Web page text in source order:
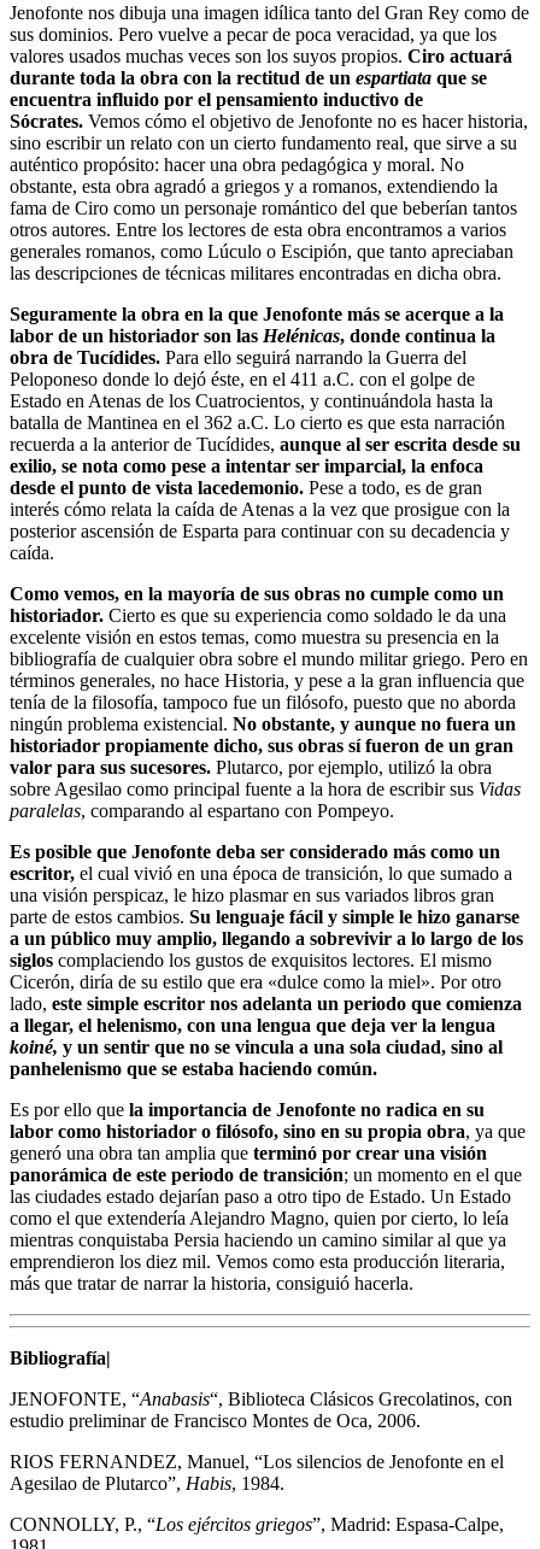
Jenofonte nos dibuja una imagen idílica tanto del Gran Rey como de
sus dominios. Pero vuelve a pecar de poca veracidad, ya que los
valores usados muchas veces son los suyos propios. Ciro actuará
durante toda la obra con la rectitud de un espartiata que se
encuentra influido por el pensamiento inductivo de
Sócrates. Vemos cómo el objetivo de Jenofonte no es hacer historia,
sino escribir un relato con un cierto fundamento real, que sirve a su
auténtico propósito: hacer una obra pedagógica y moral. No
obstante, esta obra agradó a griegos y a romanos, extendiendo la
fama de Ciro como un personaje romántico del que beberían tantos
otros autores. Entre los lectores de esta obra encontramos a varios
generales romanos, como Lúculo o Escipión, que tanto apreciaban
las descripciones de técnicas militares encontradas en dicha obra.
Seguramente la obra en la que Jenofonte más se acerque a la
labor de un historiador son las Helénicas, donde continua la
obra de Tucídides. Para ello seguirá narrando la Guerra del
Peloponeso donde lo dejó éste, en el 411 a.C. con el golpe de
Estado en Atenas de los Cuatrocientos, y continuándola hasta la
batalla de Mantinea en el 362 a.C. Lo cierto es que esta narración
recuerda a la anterior de Tucídides, aunque al ser escrita desde su
exilio, se nota como pese a intentar ser imparcial, la enfoca
desde el punto de vista lacedemonio. Pese a todo, es de gran
interés cómo relata la caída de Atenas a la vez que prosigue con la
posterior ascensión de Esparta para continuar con su decadencia y
caída.
Como vemos, en la mayoría de sus obras no cumple como un
historiador. Cierto es que su experiencia como soldado le da una
excelente visión en estos temas, como muestra su presencia en la
bibliografía de cualquier obra sobre el mundo militar griego. Pero en
términos generales, no hace Historia, y pese a la gran influencia que
tenía de la filosofía, tampoco fue un filósofo, puesto que no aborda
ningún problema existencial. No obstante, y aunque no fuera un
historiador propiamente dicho, sus obras sí fueron de un gran
valor para sus sucesores. Plutarco, por ejemplo, utilizó la obra
sobre Agesilao como principal fuente a la hora de escribir sus Vidas
paralelas, comparando al espartano con Pompeyo.
Es posible que Jenofonte deba ser considerado más como un
escritor, el cual vivió en una época de transición, lo que sumado a
una visión perspicaz, le hizo plasmar en sus variados libros gran
parte de estos cambios. Su lenguaje fácil y simple le hizo ganarse
a un público muy amplio, llegando a sobrevivir a lo largo de los
siglos complaciendo los gustos de exquisitos lectores. El mismo
Cicerón, diría de su estilo que era «dulce como la miel». Por otro
lado, este simple escritor nos adelanta un periodo que comienza
a llegar, el helenismo, con una lengua que deja ver la lengua
koiné, y un sentir que no se vincula a una sola ciudad, sino al
panhelenismo que se estaba haciendo común.
Es por ello que la importancia de Jenofonte no radica en su
labor como historiador o filósofo, sino en su propia obra, ya que
generó una obra tan amplia que terminó por crear una visión
panorámica de este periodo de transición; un momento en el que
las ciudades estado dejarían paso a otro tipo de Estado. Un Estado
como el que extendería Alejandro Magno, quien por cierto, lo leía
mientras conquistaba Persia haciendo un camino similar al que ya
emprendieron los diez mil. Vemos como esta producción literaria,
más que tratar de narrar la historia, consiguió hacerla.
Bibliografía|
JENOFONTE, “Anabasis“, Biblioteca Clásicos Grecolatinos, con
estudio preliminar de Francisco Montes de Oca, 2006.
RIOS FERNANDEZ, Manuel, “Los silencios de Jenofonte en el
Agesilao de Plutarco”, Habis, 1984.
CONNOLLY, P., “Los ejércitos griegos”, Madrid: Espasa-Calpe,